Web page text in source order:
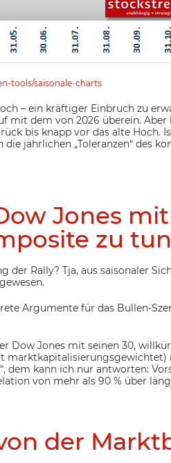
tools/saisonale-charts
– ein kräftiger Einbruch zu
mit dem von 2026 überein. Aber
bis knapp vor das alte Hoch.
jährlichen „Toleranzen“ des
Jones
zu
der Rally? Tja, aus saisonaler
Argumente für das Bullen-
Dow Jones mit seinen 30,
marktkapitalisierungsgewichtet)
dem kann ich nur antworten:
von mehr als 90 % über
der